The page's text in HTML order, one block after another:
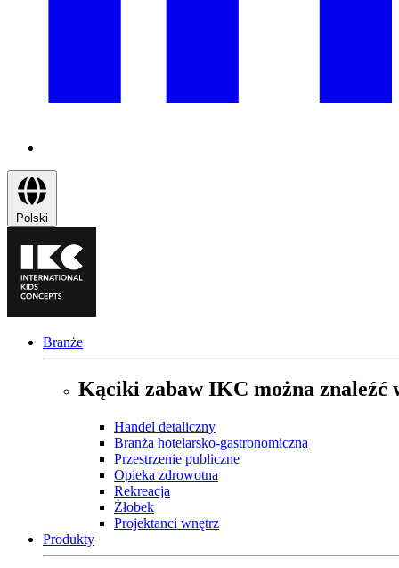
Polski
Branże
Kąciki zabaw IKC można znaleźć
Handel detaliczny
Branża hotelarsko-gastronomiczna
Przestrzenie publiczne
Opieka zdrowotna
Rekreacja
Żłobek
Projektanci wnętrz
Produkty